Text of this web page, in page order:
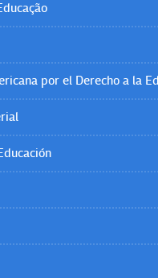
por el Derecho a la